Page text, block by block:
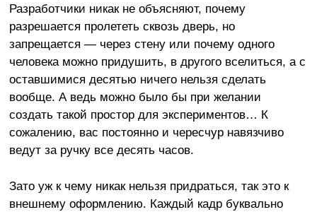
Разработчики никак не объясняют, почему
разрешается пролететь сквозь дверь, но
запрещается — через стену или почему одного
человека можно придушить, в другого вселиться, а с
оставшимися десятью ничего нельзя сделать
вообще. А ведь можно было бы при желании
создать такой простор для экспериментов… К
сожалению, вас постоянно и чересчур навязчиво
ведут за ручку все десять часов.
Зато уж к чему никак нельзя придраться, так это к
внешнему оформлению. Каждый кадр буквально